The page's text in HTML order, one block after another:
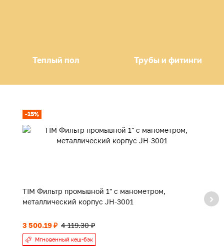
Теплый пол Трубы и фитинги
-15%
TIM Фильтр промывной 1" с манометром,
металлический корпус JH-3001
3 500.19 ₽ 4 119.30 ₽
Мгновенный кеш-бэк